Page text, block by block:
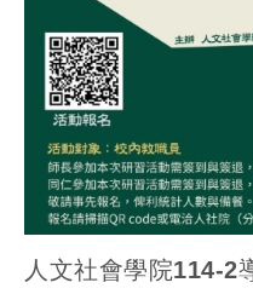
人文社會學院114-2